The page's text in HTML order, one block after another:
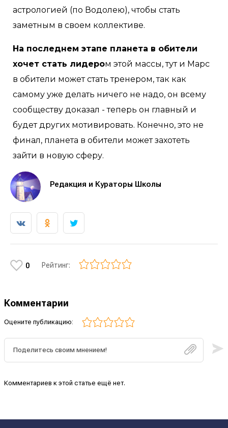
астрологией (по Водолею), чтобы стать
заметным в своем коллективе.
На последнем этапе планета в обители
хочет стать лидером этой массы, тут и Марс
в обители может стать тренером, так как
самому уже делать ничего не надо, он всему
сообществу доказал - теперь он главный и
будет других мотивировать. Конечно, это не
финал, планета в обители может захотеть
зайти в новую сферу.
Редакция и Кураторы Школы
0 Рейтинг:
Комментарии
Оцените публикацию:
Комментариев к этой статье ещё нет.